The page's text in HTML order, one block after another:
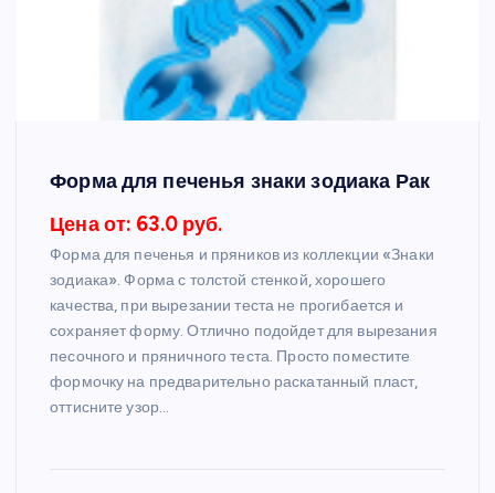
Форма для печенья знаки зодиака Рак
Цена от: 63.0 руб.
Форма для печенья и пряников из коллекции «Знаки
зодиака». Форма с толстой стенкой, хорошего
качества, при вырезании теста не прогибается и
сохраняет форму. Отлично подойдет для вырезания
песочного и пряничного теста. Просто поместите
формочку на предварительно раскатанный пласт,
оттисните узор…